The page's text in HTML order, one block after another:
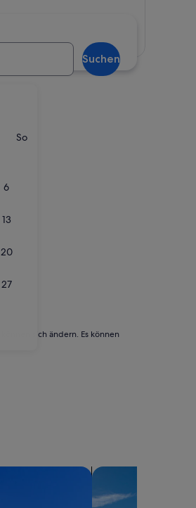
SoSonntag
6
13
20
27
Suchen
sich ändern. Es können
suchenSuche nach Villen